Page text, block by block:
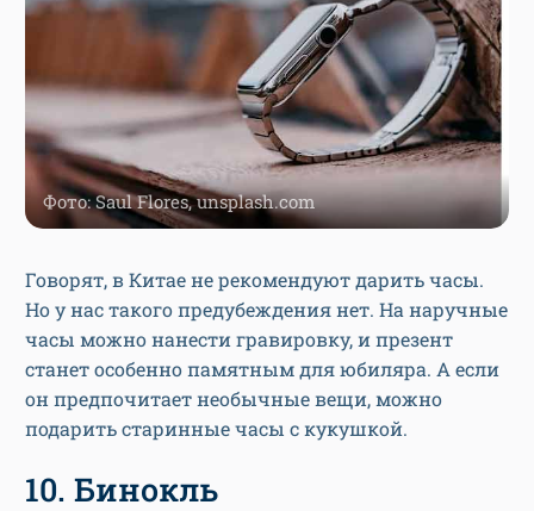
Фото: Saul Flores, unsplash.com
Говорят, в Китае не рекомендуют дарить часы.
Но у нас такого предубеждения нет. На наручные
часы можно нанести гравировку, и презент
станет особенно памятным для юбиляра. А если
он предпочитает необычные вещи, можно
подарить старинные часы с кукушкой.
10. Бинокль